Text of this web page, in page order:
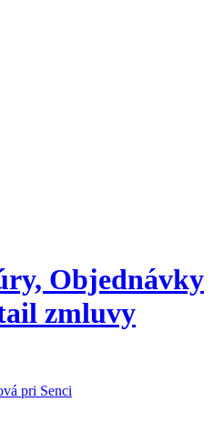
Objednávky
zmluvy